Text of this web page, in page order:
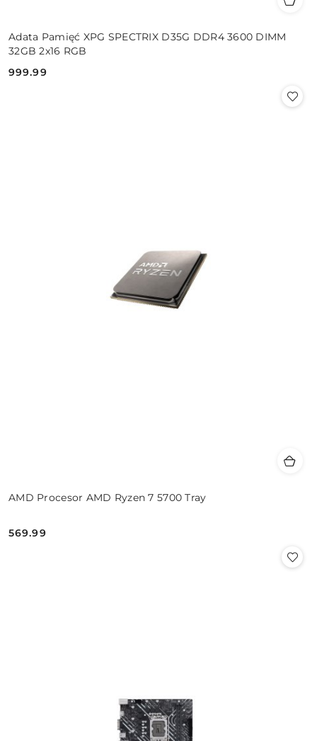
Adata Pamięć XPG SPECTRIX D35G DDR4 3600 DIMM
32GB 2x16 RGB
Cena:
999.99
AMD Procesor AMD Ryzen 7 5700 Tray
Cena:
569.99